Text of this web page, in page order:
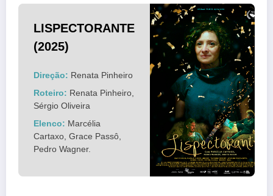
LISPECTORANTE
(2025)
Direção: Renata Pinheiro
Roteiro: Renata Pinheiro,
Sérgio Oliveira
Elenco: Marcélia
Cartaxo, Grace Passô,
Pedro Wagner.